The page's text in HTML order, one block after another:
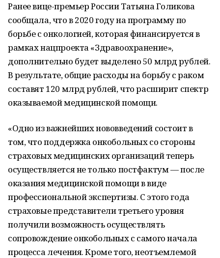
Ранее вице-премьер России Татьяна Голикова
сообщала, что в 2020 году на программу по
борьбе с онкологией, которая финансируется в
рамках нацпроекта «Здравоохранение»,
дополнительно будет выделено 50 млрд рублей.
В результате, общие расходы на борьбу с раком
составят 120 млрд рублей, что расширит спектр
оказываемой медицинской помощи.
«Одно из важнейших нововведений состоит в
том, что поддержка онкобольных со стороны
страховых медицинских организаций теперь
осуществляется не только постфактум — после
оказания медицинской помощи в виде
профессиональной экспертизы. С этого года
страховые представители третьего уровня
получили возможность осуществлять
сопровождение онкобольных с самого начала
процесса лечения. Кроме того, неотъемлемой